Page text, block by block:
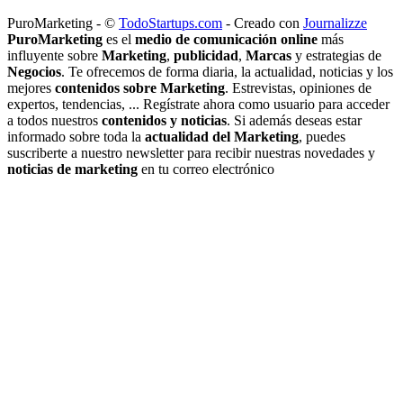
PuroMarketing - © TodoStartups.com - Creado con Journalizze
PuroMarketing es el medio de comunicación online más
influyente sobre Marketing, publicidad, Marcas y estrategias de
Negocios. Te ofrecemos de forma diaria, la actualidad, noticias y los
mejores contenidos sobre Marketing. Estrevistas, opiniones de
expertos, tendencias, ... Regístrate ahora como usuario para acceder
a todos nuestros contenidos y noticias. Si además deseas estar
informado sobre toda la actualidad del Marketing, puedes
suscriberte a nuestro newsletter para recibir nuestras novedades y
noticias de marketing en tu correo electrónico